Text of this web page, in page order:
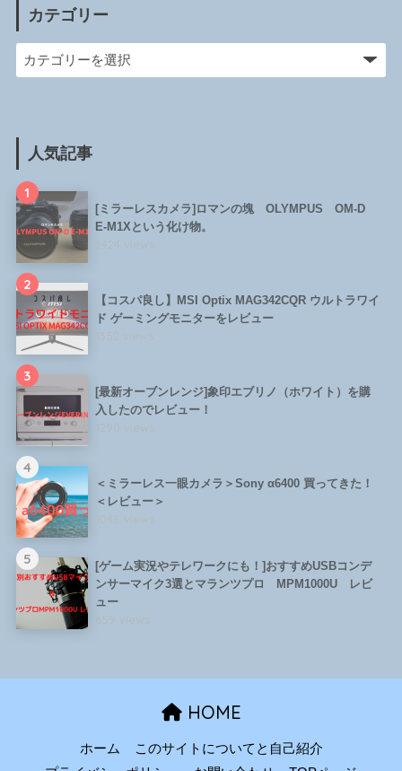
カテゴリー
人気記事
1
[ミラーレスカメラ]ロマンの塊 OLYMPUS OM-D
E-M1Xという化け物。
2424 views
2
【コスパ良し】MSI Optix MAG342CQR ウルトラワイ
ド ゲーミングモニターをレビュー
1352 views
3
[最新オーブンレンジ]象印エブリノ（ホワイト）を購
入したのでレビュー！
1290 views
4
＜ミラーレス一眼カメラ＞Sony α6400 買ってきた！
＜レビュー＞
1048 views
5
[ゲーム実況やテレワークにも！]おすすめUSBコンデ
ンサーマイク3選とマランツプロ MPM1000U レビ
ュー
659 views
HOME
ホーム
このサイトについてと自己紹介